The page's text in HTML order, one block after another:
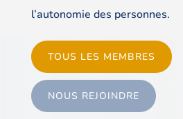
l’autonomie des personnes.
TOUS LES MEMBRES
NOUS REJOINDRE